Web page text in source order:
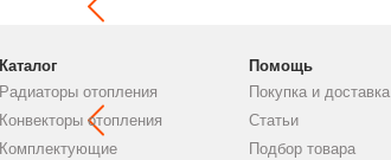
Каталог
Радиаторы отопления
Конвекторы отопления
Комплектующие
Помощь
Покупка и доставка
Статьи
Подбор товара